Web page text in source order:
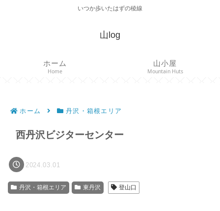
いつか歩いたはずの稜線
山log
ホーム
Home
山小屋
Mountain Huts
ホーム 丹沢・箱根エリア
西丹沢ビジターセンター
2024.03.01
丹沢・箱根エリア 東丹沢 登山口